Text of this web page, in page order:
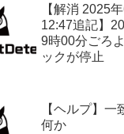
【解消 2025
12:47追記】
9時00分ごろ
ックが停止
【ヘルプ】一
何か